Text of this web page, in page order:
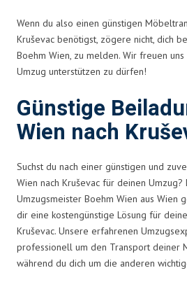
Wenn du also einen günstigen
Kruševac benötigst, zögere nicht, dich
Boehm Wien, zu melden. Wir freuen
Umzug unterstützen zu dürfen!
Günstige
Wien nach
Suchst du nach einer günstigen und
Wien nach Kruševac für deinen Umzug?
Umzugsmeister Boehm Wien aus Wien
dir eine kostengünstige Lösung für
Kruševac. Unsere erfahrenen
professionell um den Transport deiner
während du dich um die anderen